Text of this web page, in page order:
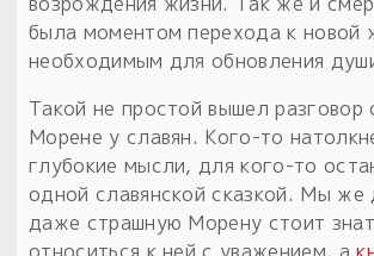
была моментом перехода к новой
необходимым для обновления
Такой не простой вышел разговор
Морене у славян. Кого-то
глубокие мысли, для кого-то
одной славянской сказкой. Мы же
даже страшную Морену стоит